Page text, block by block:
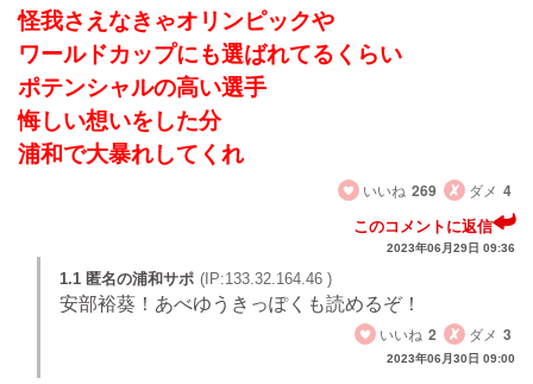
怪我さえなきゃオリンピックや
ワールドカップにも選ばれてるくらい
ポテンシャルの高い選手
悔しい想いをした分
浦和で大暴れしてくれ
いいね 269 ダメ 4
このコメントに返信
2023年06月29日 09:36
1.1 匿名の浦和サポ (IP:133.32.164.46 )
安部裕葵！あべゆうきっぽくも読めるぞ！
いいね 2 ダメ 3
2023年06月30日 09:00